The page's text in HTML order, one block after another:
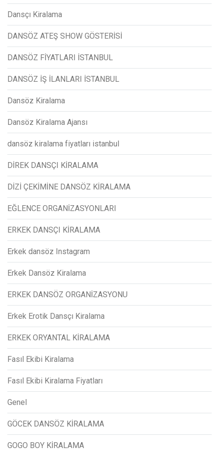
Dansçı Kiralama
DANSÖZ ATEŞ SHOW GÖSTERİSİ
DANSÖZ FİYATLARI İSTANBUL
DANSÖZ İŞ İLANLARI İSTANBUL
Dansöz Kiralama
Dansöz Kiralama Ajansı
dansöz kiralama fiyatları istanbul
DİREK DANSÇI KİRALAMA
DİZİ ÇEKİMİNE DANSÖZ KİRALAMA
EĞLENCE ORGANİZASYONLARI
ERKEK DANSÇI KİRALAMA
Erkek dansöz Instagram
Erkek Dansöz Kiralama
ERKEK DANSÖZ ORGANİZASYONU
Erkek Erotik Dansçı Kiralama
ERKEK ORYANTAL KİRALAMA
Fasıl Ekibi Kiralama
Fasıl Ekibi Kiralama Fiyatları
Genel
GÖCEK DANSÖZ KİRALAMA
GOGO BOY KİRALAMA